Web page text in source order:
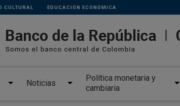
CULTURAL EDUCACIÓN ECONÓMICA
Noticias
Política monetaria y
cambiaria